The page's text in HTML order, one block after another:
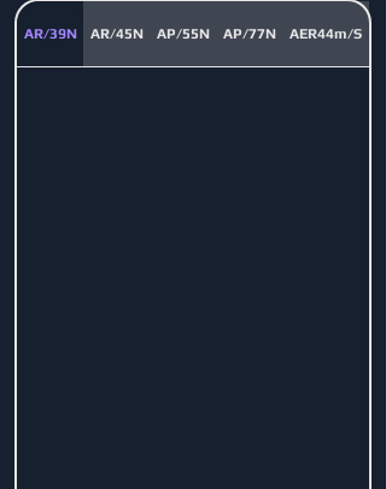
AR/39N AR/45N AP/55N AP/77N AER44m/S